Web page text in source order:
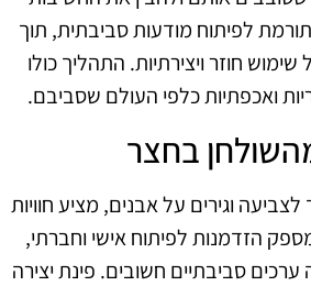
לפיתוח מודעות סביבתית, תוך
חוזר ויצירתיות. התהליך כולו
ואכפתיות כלפי העולם שסביבם.
בחצר
וגירים על אבנים, מציע חוויות
הזדמנות לפיתוח אישי וחברתי,
ערכים סביבתיים חשובים. פינת יצירה